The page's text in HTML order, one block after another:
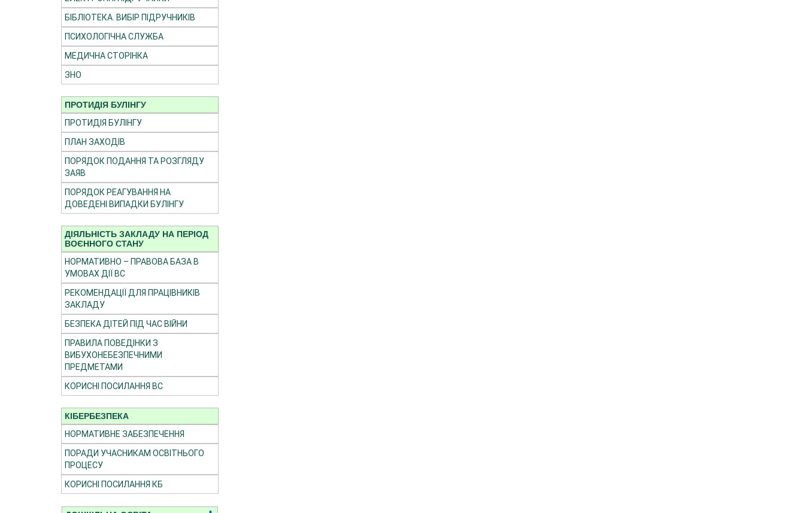
БІБЛІОТЕКА. ВИБІР ПІДРУЧНИКІВ
ПСИХОЛОГІЧНА СЛУЖБА
МЕДИЧНА СТОРІНКА
ЗНО
ПРОТИДІЯ БУЛІНГУ
ПРОТИДІЯ БУЛІНГУ
ПЛАН ЗАХОДІВ
ПОРЯДОК ПОДАННЯ ТА РОЗГЛЯДУ
ЗАЯВ
ПОРЯДОК РЕАГУВАННЯ НА
ДОВЕДЕНІ ВИПАДКИ БУЛІНГУ
ДІЯЛЬНІСТЬ ЗАКЛАДУ НА ПЕРІОД
ВОЄННОГО СТАНУ
НОРМАТИВНО – ПРАВОВА БАЗА В
УМОВАХ ДІЇ ВС
РЕКОМЕНДАЦІЇ ДЛЯ ПРАЦІВНИКІВ
ЗАКЛАДУ
БЕЗПЕКА ДІТЕЙ ПІД ЧАС ВІЙНИ
ПРАВИЛА ПОВЕДІНКИ З
ВИБУХОНЕБЕЗПЕЧНИМИ
ПРЕДМЕТАМИ
КОРИСНІ ПОСИЛАННЯ ВС
КІБЕРБЕЗПЕКА
НОРМАТИВНЕ ЗАБЕЗПЕЧЕННЯ
ПОРАДИ УЧАСНИКАМ ОСВІТНЬОГО
ПРОЦЕСУ
КОРИСНІ ПОСИЛАННЯ КБ